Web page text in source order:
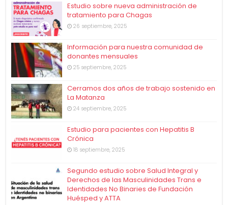
Estudio sobre nueva administración de
tratamiento para Chagas
26 septiembre, 2025
Información para nuestra comunidad de
donantes mensuales
25 septiembre, 2025
Cerramos dos años de trabajo sostenido en
La Matanza
24 septiembre, 2025
Estudio para pacientes con Hepatitis B
Crónica
18 septiembre, 2025
Segundo estudio sobre Salud Integral y
Derechos de las Masculinidades Trans e
Identidades No Binaries de Fundación
Huésped y ATTA